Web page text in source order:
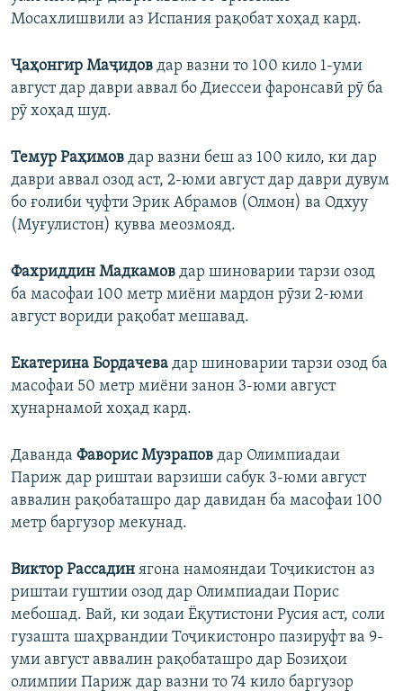
Мосахлишвили аз Испания рақобат хоҳад кард.
Ҷаҳонгир Маҷидов дар вазни то 100 кило 1-уми
август дар даври аввал бо Диессеи фаронсавӣ рӯ ба
рӯ хоҳад шуд.
Темур Раҳимов дар вазни беш аз 100 кило, ки дар
даври аввал озод аст, 2-юми август дар даври дувум
бо ғолиби ҷуфти Эрик Абрамов (Олмон) ва Одхуу
(Муғулистон) қувва меозмояд.
Фахриддин Мадкамов дар шиноварии тарзи озод
ба масофаи 100 метр миёни мардон рӯзи 2-юми
август вориди рақобат мешавад.
Екатерина Бордачева дар шиноварии тарзи озод ба
масофаи 50 метр миёни занон 3-юми август
ҳунарнамоӣ хоҳад кард.
Даванда Фаворис Музрапов дар Олимпиадаи
Париж дар риштаи варзиши сабук 3-юми август
аввалин рақобаташро дар давидан ба масофаи 100
метр баргузор мекунад.
Виктор Рассадин ягона намояндаи Тоҷикистон аз
риштаи гуштии озод дар Олимпиадаи Порис
мебошад. Вай, ки зодаи Ёқутистони Русия аст, соли
гузашта шаҳрвандии Тоҷикистонро пазируфт ва 9-
уми август аввалин рақобаташро дар Бозиҳои
олимпии Париж дар вазни то 74 кило баргузор